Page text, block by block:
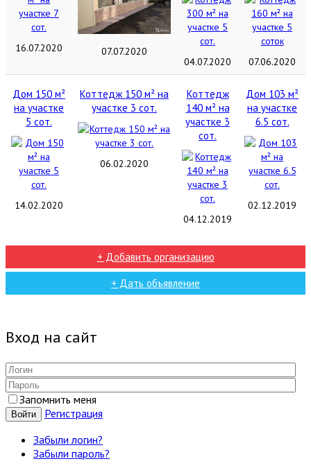
16.07.2020 07.07.2020
04.07.2020 07.06.2020
Дом 150 м²
на участке
5 сот.
14.02.2020
Коттедж 150 м² на
участке 3 сот.
06.02.2020
Коттедж
140 м² на
участке 3
сот.
04.12.2019
Дом 103 м²
на участке
6.5 сот.
02.12.2019
+ Добавить организацию
+ Дать объявление
Вход на сайт
Запомнить меня
Войти
Регистрация
Забыли логин?
Забыли пароль?